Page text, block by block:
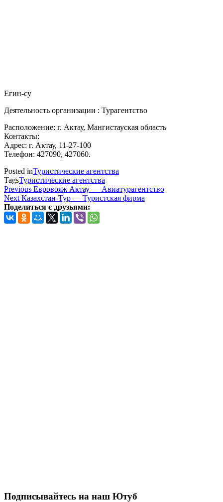
Егин-су
Деятельность организации : Турагентство
Расположение: г. Актау, Мангистауская область
Контакты:
Адрес: г. Актау, 11-27-100
Телефон: 427090, 427060.
Posted inТуристические агентства
TagsТуристические агентства
Навигация
по
записям
Previous
Post
Previous Евровояж Актау — Авиатурагентство
Next
Post
Next Казахстан-Тур — Туристская фирма
Поделиться с друзьями:
Подписывайтесь на наш Ютуб